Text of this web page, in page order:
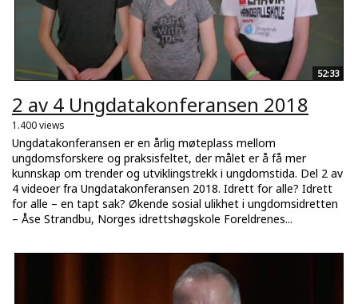
52:33
2 av 4 Ungdatakonferansen 2018
1.400 views
Ungdatakonferansen er en årlig møteplass mellom
ungdomsforskere og praksisfeltet, der målet er å få mer
kunnskap om trender og utviklingstrekk i ungdomstida. Del 2 av
4 videoer fra Ungdatakonferansen 2018. Idrett for alle? Idrett
for alle – en tapt sak? Økende sosial ulikhet i ungdomsidretten
– Åse Strandbu, Norges idrettshøgskole Foreldrenes...